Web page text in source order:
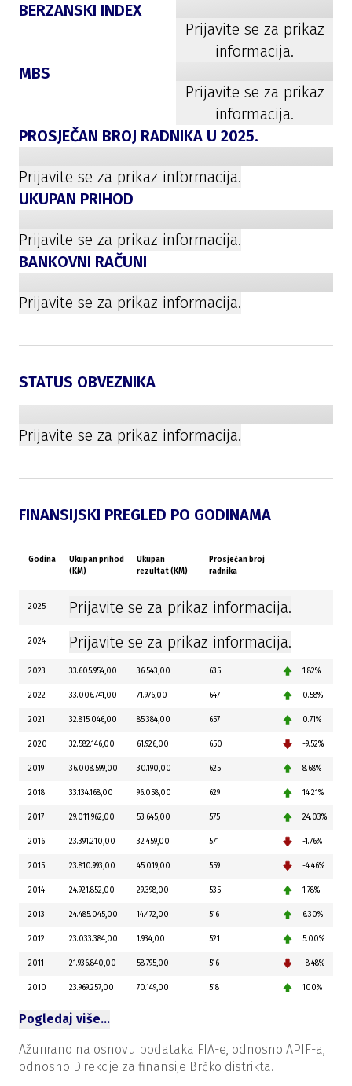
BERZANSKI INDEX
Prijavite se za prikaz
informacija.
MBS
Prijavite se za prikaz
informacija.
PROSJEČAN BROJ RADNIKA U 2025.
Prijavite se za prikaz informacija.
UKUPAN PRIHOD
Prijavite se za prikaz informacija.
BANKOVNI RAČUNI
Prijavite se za prikaz informacija.
STATUS OBVEZNIKA
Prijavite se za prikaz informacija.
FINANSIJSKI PREGLED PO GODINAMA
Godina
Ukupan prihod
(KM)
Ukupan
rezultat (KM)
Prosječan broj
radnika
2025 Prijavite se za prikaz informacija.
2024 Prijavite se za prikaz informacija.
2023 33.605.954,00 36.543,00 635 1.82%
2022 33.006.741,00 71.976,00 647 0.58%
2021 32.815.046,00 85.384,00 657 0.71%
2020 32.582.146,00 61.926,00 650 -9.52%
2019 36.008.599,00 30.190,00 625 8.68%
2018 33.134.168,00 96.058,00 629 14.21%
2017 29.011.962,00 53.645,00 575 24.03%
2016 23.391.210,00 32.459,00 571 -1.76%
2015 23.810.993,00 45.019,00 559 -4.46%
2014 24.921.852,00 29.398,00 535 1.78%
2013 24.485.045,00 14.472,00 516 6.30%
2012 23.033.384,00 1.934,00 521 5.00%
2011 21.936.840,00 58.795,00 516 -8.48%
2010 23.969.257,00 70.149,00 518 100%
Pogledaj više…
Ažurirano na osnovu podataka FIA-e, odnosno APIF-a,
odnosno Direkcije za finansije Brčko distrikta.